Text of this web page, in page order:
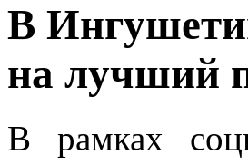
В
на лучший
В рамках